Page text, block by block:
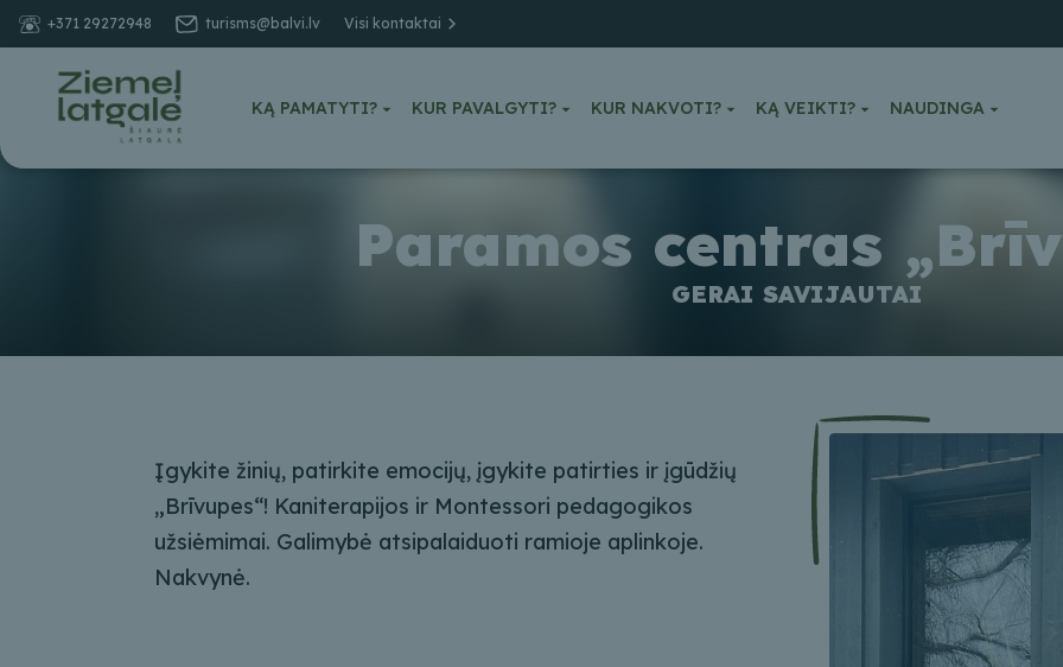
+371 29272948 turisms@balvi.lv Visi kontaktai
KĄ PAMATYTI? KUR PAVALGYTI? KUR NAKVOTI? KĄ VEIKTI? NAUDINGA
Paramos centras
GERAI SAVIJAUTAI
Įgykite žinių, patirkite emocijų, įgykite patirties ir įgūdžių
„Brīvupes“! Kaniterapijos ir Montessori pedagogikos
užsiėmimai. Galimybė atsipalaiduoti ramioje aplinkoje.
Nakvynė.